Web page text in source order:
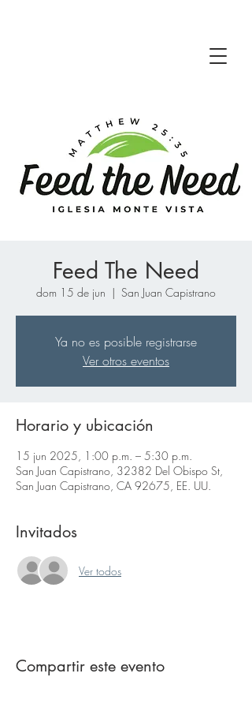
Feed The Need
dom 15 de jun
  |
San Juan Capistrano
Ya no es posible registrarse
Ver otros eventos
Horario y ubicación
15 jun 2025, 1:00 p.m. – 5:30 p.m.
San Juan Capistrano, 32382 Del Obispo St,
San Juan Capistrano, CA 92675, EE. UU.
Invitados
Ver todos
Compartir este evento